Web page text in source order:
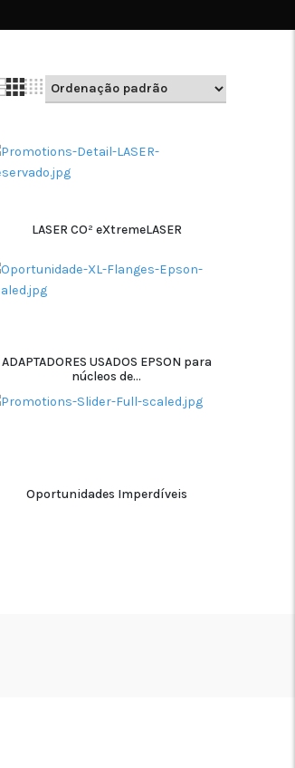
ADICIONAR
LASER CO² eXtremeLASER
ADICIONAR
ADAPTADORES USADOS EPSON para
núcleos de...
Oportunidades Imperdíveis